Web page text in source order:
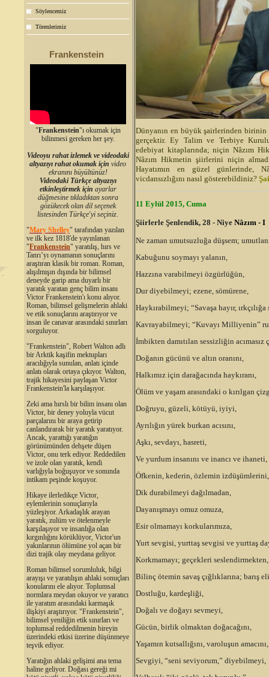
Söylencemiz
Törenlerimiz
Frankenstein
"Frankenstein"ı okumak için
bilinmesi gereken her şey.
Videoyu rahat izlemek ve videodaki
altyazıyı rahat okumak için video
ekranını büyültünüz!
Videodaki Türkçe altyazıyı
etkinleştirmek için ayarlar
düğmesine tıkladıktan sonra
gözükecek olan dil seçenek
listesinden Türkçe'yi seçiniz.
"Mary Shelley" tarafından yazılan
ve ilk kez 1818'de yayınlanan
"Frankenstein" yaratılış, hırs ve
Tanrı’yı oynamanın sonuçlarını
araştıran klasik bir roman. Roman,
alışılmışın dışında bir bilimsel
deneyde garip ama duyarlı bir
yaratık yaratan genç bilim insanı
Victor Frankenstein'ı konu alıyor.
Roman, bilimsel gelişmelerin ahlaki
ve etik sonuçlarını araştırıyor ve
insan ile canavar arasındaki sınırları
sorguluyor.
"Frankenstein", Robert Walton adlı
bir Arktik kaşifin mektupları
aracılığıyla sunulan, anlatı içinde
anlatı olarak ortaya çıkıyor. Walton,
trajik hikayesini paylaşan Victor
Frankenstein'la karşılaşıyor.
Zeki ama hırslı bir bilim insanı olan
Victor, bir deney yoluyla vücut
parçalarını bir araya getirip
canlandırarak bir yaratık yaratıyor.
Ancak, yarattığı yaratığın
görünümünden dehşete düşen
Victor, onu terk ediyor. Reddedilen
ve izole olan yaratık, kendi
varlığıyla boğuşuyor ve sonunda
intikam peşinde koşuyor.
Hikaye ilerledikçe Victor,
eylemlerinin sonuçlarıyla
yüzleşiyor. Arkadaşlık arayan
yaratık, zulüm ve ötelenmeyle
karşılaşıyor ve insanlığa olan
kırgınlığını körüklüyor, Victor'un
yakınlarının ölümüne yol açan bir
dizi trajik olay meydana geliyor.
Roman bilimsel sorumluluk, bilgi
arayışı ve yaratılışın ahlaki sonuçları
konularını ele alıyor. Toplumsal
normlara meydan okuyor ve yaratıcı
ile yaratım arasındaki karmaşık
ilişkiyi araştırıyor. "Frankenstein",
bilimsel yeniliğin etik sınırları ve
toplumsal reddedilmenin bireyin
üzerindeki etkisi üzerine düşünmeye
teşvik ediyor.
Yaratığın ahlaki gelişimi ana tema
haline geliyor. Doğası gereği mi
Dünyanın en büyük şairlerinden birinin
gerçektir. Ey Talim ve Terbiye
edebiyat kitaplarında; niçin Nâzım
Nâzım Hikmetin şiirlerini niçin
Hayatımın en güzel günlerinde,
vicdansızlığını nasıl gösterebildiniz?
11 Eylül 2015, Cuma
Şiirlerle Şenlendik, 28 - Niye Nâzım - I
Ne zaman umutsuzluğa düşsem;
Kabuğunu soymayı yalanın,
Hazzına varabilmeyi özgürlüğün,
Dur diyebilmeyi; ezene, sömürene,
Haykırabilmeyi; “Savaşa hayır, ırkçılığa
Kavrayabilmeyi; “Kuvayı Milliyenin”
İmbikten damıtılan sessizliğin acımasız
Doğanın gücünü ve altın oranını,
Halkımız için darağacında haykıranı,
Ölüm ve yaşam arasındaki o kırılgan
Doğruyu, güzeli, kötüyü, iyiyi,
Ayrılığın yürek burkan acısını,
Aşkı, sevdayı, hasreti,
Ve yurdum insanını ve inancı ve ihaneti,
Öfkenin, kederin, özlemin izdüşümlerini,
Dik durabilmeyi dağılmadan,
Dayanışmayı omuz omuza,
Esir olmamayı korkularımıza,
Yurt sevgisi, yurttaş sevgisi ve yurttaş
Korkmamayı; geçekleri seslendirmekten,
Bilinç ötemin savaş çığlıklarına; barış
Dostluğu, kardeşliği,
Doğalı ve doğayı sevmeyi,
Gücün, birlik olmaktan doğacağını,
Yaşamın kutsallığını, varoluşun amacını,
Sevgiyi, “seni seviyorum,” diyebilmeyi,